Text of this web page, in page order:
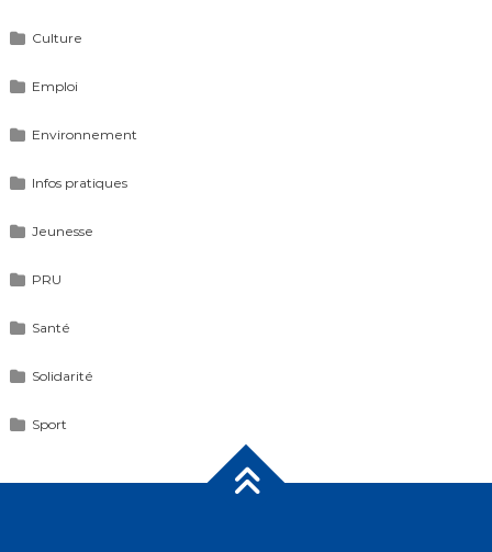
Culture
Emploi
Environnement
Infos pratiques
Jeunesse
PRU
Santé
Solidarité
Sport